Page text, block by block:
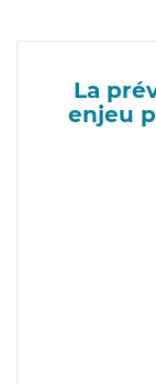
La
enjeu